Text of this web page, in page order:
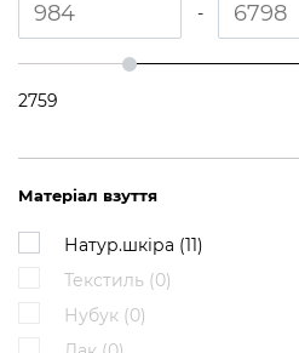
-
2759
Матеріал взуття
Натур.шкіра (11)
Текстиль (0)
Нубук (0)